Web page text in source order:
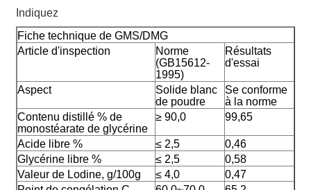
Indiquez
Fiche technique de GMS/DMG
Article d'inspection
Norme
(GB15612-
1995)
Résultats
d'essai
Aspect
Solide blanc
de poudre
Se conforme
à la norme
Contenu distillé % de
monostéarate de glycérine
≥ 90,0 99,65
Acide libre % ≤ 2,5
0,46
Glycérine libre %
≤ 2,5
0,58
Valeur de Lodine, g/100g
≤ 4,0
0,47